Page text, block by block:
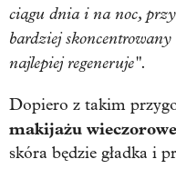
ciągu dnia i na noc,
bardziej
najlepiej regeneruje".
Dopiero z takim
makijażu
skóra będzie gładka i